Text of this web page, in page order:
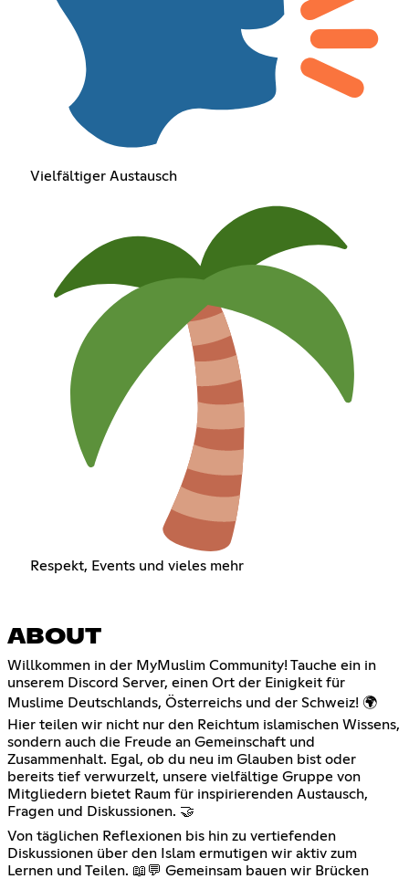
Vielfältiger Austausch
Respekt, Events und vieles mehr
ABOUT
Willkommen in der MyMuslim Community! Tauche ein in
unserem Discord Server, einen Ort der Einigkeit für
Muslime Deutschlands, Österreichs und der Schweiz! 🌍
Hier teilen wir nicht nur den Reichtum islamischen Wissens,
sondern auch die Freude an Gemeinschaft und
Zusammenhalt. Egal, ob du neu im Glauben bist oder
bereits tief verwurzelt, unsere vielfältige Gruppe von
Mitgliedern bietet Raum für inspirierenden Austausch,
Fragen und Diskussionen. 🤝
Von täglichen Reflexionen bis hin zu vertiefenden
Diskussionen über den Islam ermutigen wir aktiv zum
Lernen und Teilen. 📖💬 Gemeinsam bauen wir Brücken